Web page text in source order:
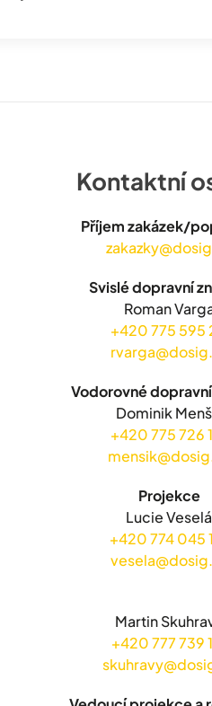
Kontaktní
Příjem zakázek/
Svislé dopravní
Roman
+420 775 595
Vodorovné
Dominik
+420 775 726
Projekce
Lucie Veselá
+420 774 045
Martin
+420 777 739